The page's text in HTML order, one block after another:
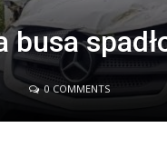
busa
0 COMMENTS